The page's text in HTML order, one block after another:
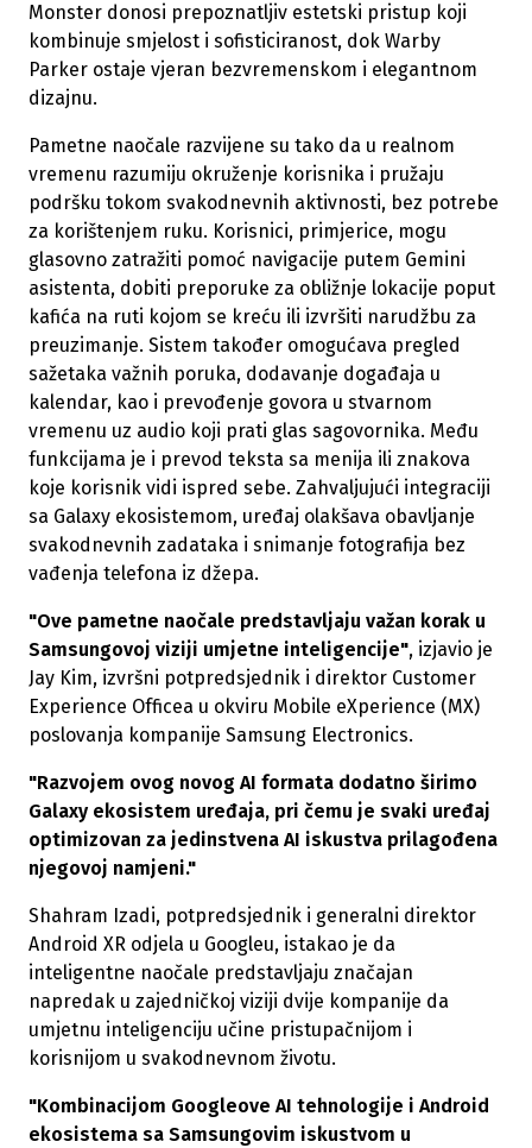
Monster donosi prepoznatljiv estetski pristup koji
kombinuje smjelost i sofisticiranost, dok Warby
Parker ostaje vjeran bezvremenskom i elegantnom
dizajnu.
Pametne naočale razvijene su tako da u realnom
vremenu razumiju okruženje korisnika i pružaju
podršku tokom svakodnevnih aktivnosti, bez potrebe
za korištenjem ruku. Korisnici, primjerice, mogu
glasovno zatražiti pomoć navigacije putem Gemini
asistenta, dobiti preporuke za obližnje lokacije poput
kafića na ruti kojom se kreću ili izvršiti narudžbu za
preuzimanje. Sistem također omogućava pregled
sažetaka važnih poruka, dodavanje događaja u
kalendar, kao i prevođenje govora u stvarnom
vremenu uz audio koji prati glas sagovornika. Među
funkcijama je i prevod teksta sa menija ili znakova
koje korisnik vidi ispred sebe. Zahvaljujući integraciji
sa Galaxy ekosistemom, uređaj olakšava obavljanje
svakodnevnih zadataka i snimanje fotografija bez
vađenja telefona iz džepa.
"Ove pametne naočale predstavljaju važan korak u
Samsungovoj viziji umjetne inteligencije", izjavio je
Jay Kim, izvršni potpredsjednik i direktor Customer
Experience Officea u okviru Mobile eXperience (MX)
poslovanja kompanije Samsung Electronics.
"Razvojem ovog novog AI formata dodatno širimo
Galaxy ekosistem uređaja, pri čemu je svaki uređaj
optimizovan za jedinstvena AI iskustva prilagođena
njegovoj namjeni."
Shahram Izadi, potpredsjednik i generalni direktor
Android XR odjela u Googleu, istakao je da
inteligentne naočale predstavljaju značajan
napredak u zajedničkoj viziji dvije kompanije da
umjetnu inteligenciju učine pristupačnijom i
korisnijom u svakodnevnom životu.
"Kombinacijom Googleove AI tehnologije i Android
ekosistema sa Samsungovim iskustvom u